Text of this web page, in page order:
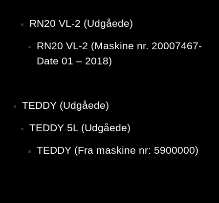
RN20 VL-2 (Udgåede)
RN20 VL-2 (Maskine nr. 20007467-
Date 01 – 2018)
TEDDY (Udgåede)
TEDDY 5L (Udgåede)
TEDDY (Fra maskine nr: 5900000)